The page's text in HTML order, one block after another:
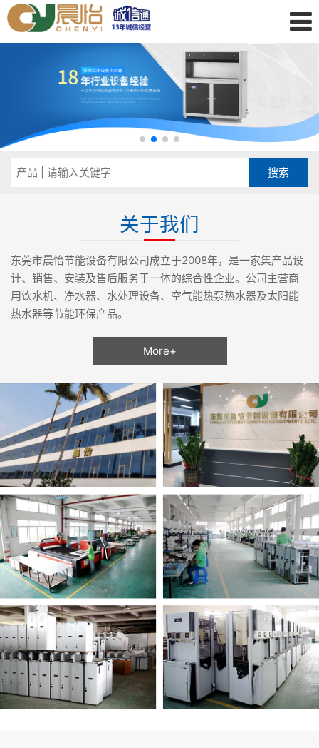
关于我们
东莞市晨怡节能设备有限公司成立于2008年，是一家集产品设
计、销售、安装及售后服务于一体的综合性企业。公司主营商
用饮水机、净水器、水处理设备、空气能热泵热水器及太阳能
热水器等节能环保产品。
More+